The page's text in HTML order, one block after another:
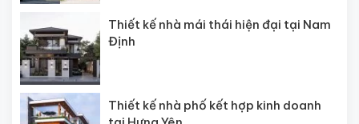
Thiết kế nhà mái thái hiện đại tại Nam
Định
Thiết kế nhà phố kết hợp kinh doanh